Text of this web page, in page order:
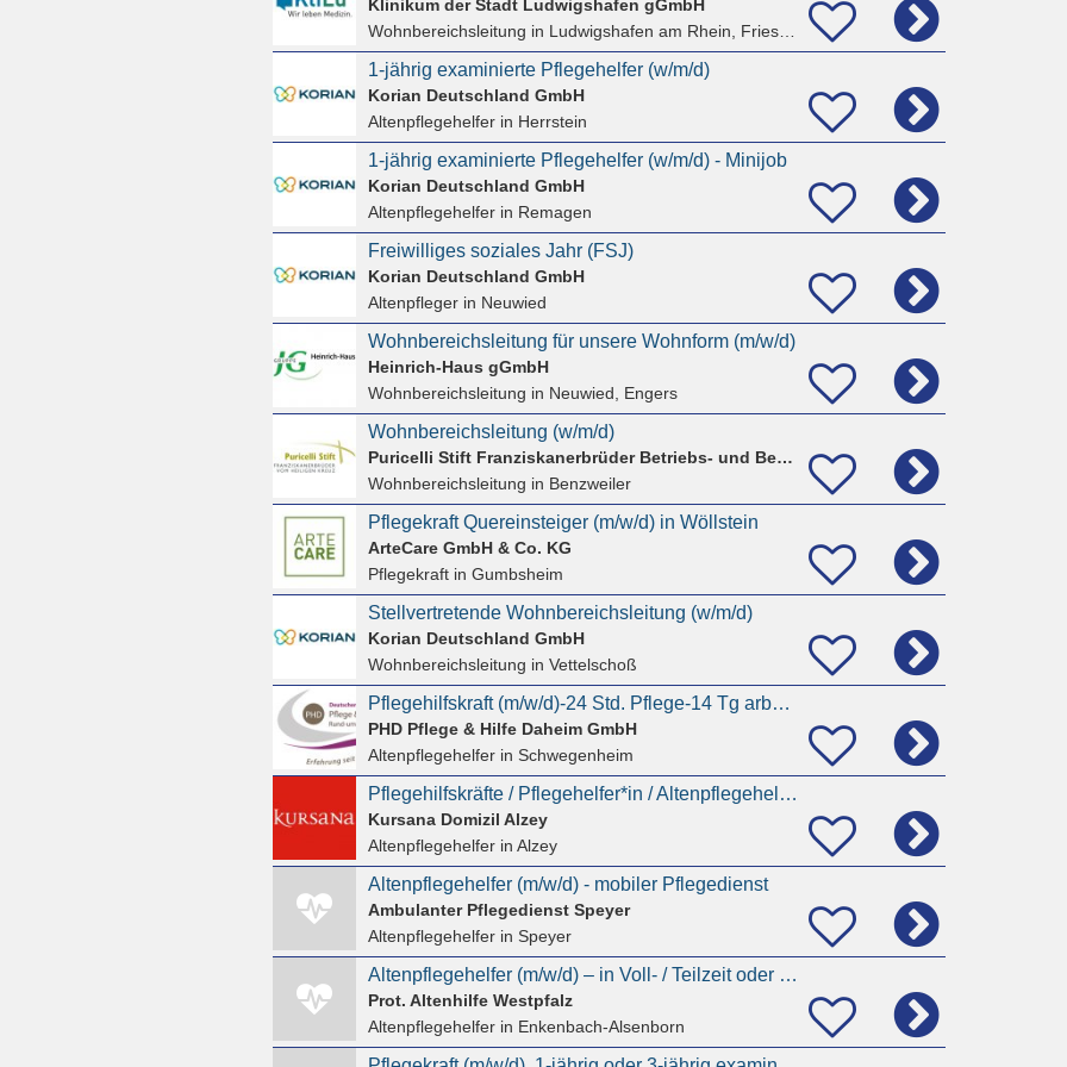
Klinikum der Stadt Ludwigshafen gGmbH
Wohnbereichsleitung in Ludwigshafen am Rhein, Friesenheim/Nord
1-jährig examinierte Pflegehelfer (w/m/d)
Korian Deutschland GmbH
Altenpflegehelferin Herrstein
1-jährig examinierte Pflegehelfer (w/m/d) - Minijob
Korian Deutschland GmbH
Altenpflegehelferin Remagen
Freiwilliges soziales Jahr (FSJ)
Korian Deutschland GmbH
Altenpflegerin Neuwied
Wohnbereichsleitung für unsere Wohnform (m/w/d)
Heinrich-Haus gGmbH
Wohnbereichsleitung in Neuwied, Engers
Wohnbereichsleitung (w/m/d)
Puricelli Stift Franziskanerbrüder Betriebs- und Beschäftigungs gGmbH
Wohnbereichsleitung in Benzweiler
Pflegekraft Quereinsteiger (m/w/d) in Wöllstein
ArteCare GmbH & Co. KG
Pflegekraftin Gumbsheim
Stellvertretende Wohnbereichsleitung (w/m/d)
Korian Deutschland GmbH
Wohnbereichsleitung in Vettelschoß
Pflegehilfskraft (m/w/d)-24 Std. Pflege-14 Tg arbeiten-14 Tg frei
PHD Pflege & Hilfe Daheim GmbH
Altenpflegehelferin Schwegenheim
Pflegehilfskräfte / Pflegehelfer*in / Altenpflegehelfer (m/w/d) im Pflegeheim Alzey
Kursana Domizil Alzey
Altenpflegehelferin Alzey
Altenpflegehelfer (m/w/d) - mobiler Pflegedienst
Ambulanter Pflegedienst Speyer
Altenpflegehelferin Speyer
Altenpflegehelfer (m/w/d) – in Voll- / Teilzeit oder GfB – Enkenbach-Alsenborn – ab sofort
Prot. Altenhilfe Westpfalz
Altenpflegehelferin Enkenbach-Alsenborn